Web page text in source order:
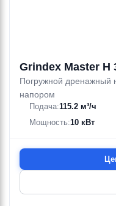
Grindex Master H
Погружной дренажный насос со средним
напором
Подача:115.2 м³/ч
Мощность:10 кВт